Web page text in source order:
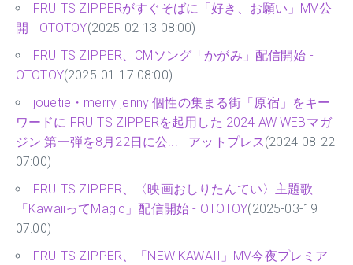
FRUITS ZIPPERがすぐそばに「好き、お願い」MV公
開 - OTOTOY(2025-02-13 08:00)
FRUITS ZIPPER、CMソング「かがみ」配信開始 -
OTOTOY(2025-01-17 08:00)
jouetie・merry jenny 個性の集まる街「原宿」をキー
ワードに FRUITS ZIPPERを起用した 2024 AW WEBマガ
ジン 第一弾を8月22日に公... - アットプレス(2024-08-22
07:00)
FRUITS ZIPPER、〈映画おしりたんてい〉主題歌
「KawaiiってMagic」配信開始 - OTOTOY(2025-03-19
07:00)
FRUITS ZIPPER、「NEW KAWAII」MV今夜プレミア